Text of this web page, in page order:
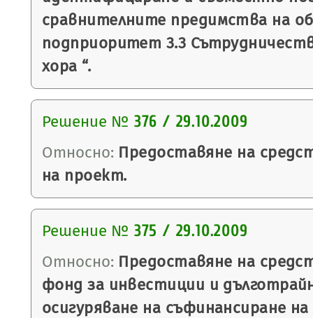
сравнителните предимства на
подприоритет 3.3
хора “.
Решение № 376 / 29.10.2009
Относно: Предоставяне на
на проект.
Решение № 375 / 29.10.2009
Относно: Предоставяне на
фонд за инвестиции и
осигуряване на съфинансиране